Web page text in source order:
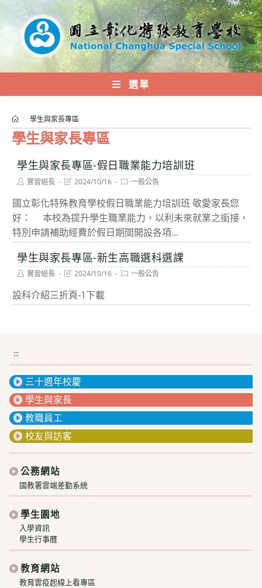
內
選單
學生與家長專區
> 學生與家長專區
學生與家長專區-假日職業能力培訓班
Post實習組長
Post
modified:
2024/10/16
Post一般公告
國立彰化特殊教育學校假日職業能力培訓班 敬愛家長您
好： 本校為提升學生職業能力，以利未來就業之銜接，
特別申請補助經費於假日期間開設各項...
學生與家長專區-新生高職選科選課
Post實習組長
Post
modified:
2024/10/16
Post一般公告
設科介紹三折頁-1下載
:::
三十週年校慶
學生與家長
教職員工
校友與訪客
公務網站
國教署雲端差勤系統
學生園地
入學資訊
學生行事曆
教育網站
教育雲疫起線上看專區